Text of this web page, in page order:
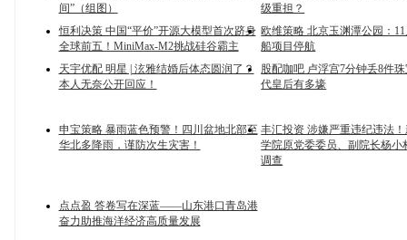
间”（组图）
级重担？
恒利决策 中国“平价”开源大模型首次跻身
全球前五！MiniMax-M2挑战硅谷霸主
欧维策略 北京玉渊潭公园：
船项目停航
天宇优配 明星 | 泫雅结婚后体态圆润了？
本人无奈公开回应！
股配咖吧 卢浮宫7分钟丢8件
代皇后有多壕
申宝策略 暴雨蓝色预警！四川盆地北部至
华北多降雨，谨防次生灾害！
丰汇投资 涉嫌严重违纪违法
学院原党委委员、副院长杨小
调查
点点盈 答卷写在深蓝——山东港口青岛港
奋力助推海洋经济高质量发展